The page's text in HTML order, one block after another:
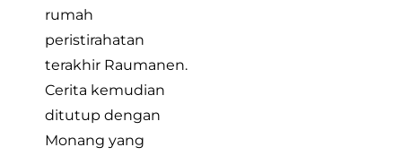
rumah
peristirahatan
terakhir Raumanen.
Cerita kemudian
ditutup dengan
Monang yang